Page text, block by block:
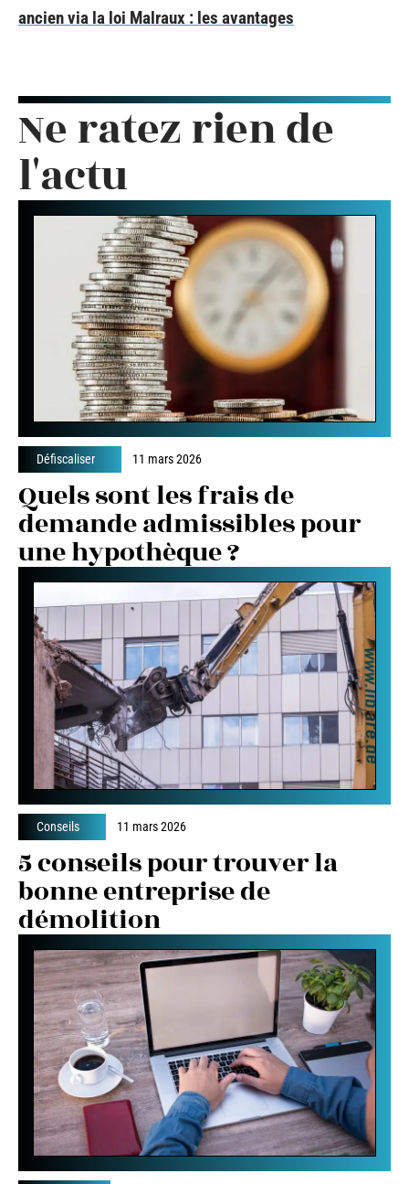
ancien via la loi Malraux : les avantages
Ne ratez rien de
l'actu
Défiscaliser 11 mars 2026
Quels sont les frais de
demande admissibles pour
une hypothèque ?
Conseils 11 mars 2026
5 conseils pour trouver la
bonne entreprise de
démolition